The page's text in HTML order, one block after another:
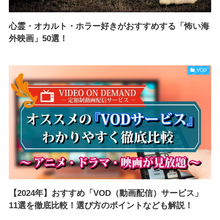
心霊・オカルト・ホラー好きがおすすめする「怖い海
外映画」50選！
VOD
【2024年】おすすめ「VOD（動画配信）サービス」
11選を徹底比較！選び方のポイントなども解説！